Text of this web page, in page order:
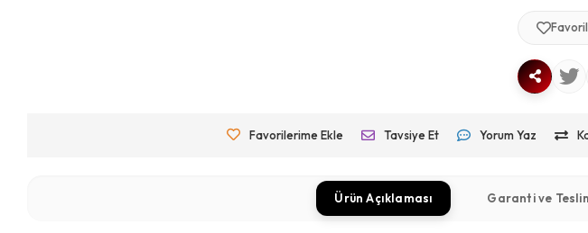
Favorilerime Ekle Tavsiye Et Yorum Yaz
Ürün Açıklaması Garanti ve